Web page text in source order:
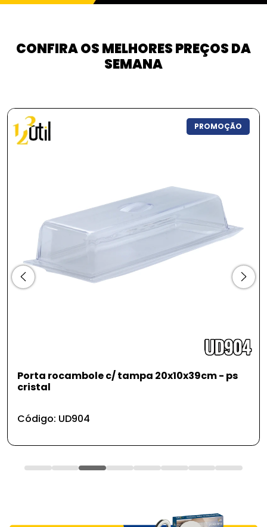
CONFIRA OS MELHORES PREÇOS DA
SEMANA
PROMOÇÃO
Porta rocambole c/ tampa 20x10x39cm - ps
cristal
Código: UD904